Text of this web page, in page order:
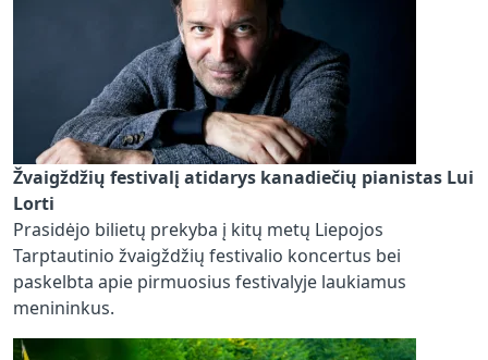
Žvaigždžių festivalį atidarys kanadiečių pianistas Lui
Lorti
Prasidėjo bilietų prekyba į kitų metų Liepojos
Tarptautinio žvaigždžių festivalio koncertus bei
paskelbta apie pirmuosius festivalyje laukiamus
menininkus.